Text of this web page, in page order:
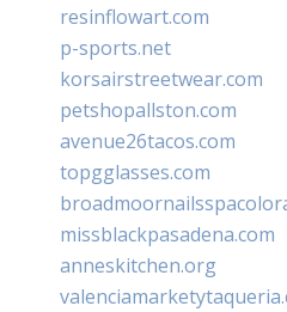
resinflowart.com
p-sports.net
korsairstreetwear.com
petshopallston.com
avenue26tacos.com
topgglasses.com
missblackpasadena.com
anneskitchen.org